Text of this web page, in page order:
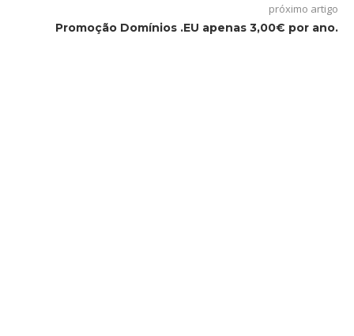
próximo artigo
Promoção Domínios .EU apenas 3,00€ por ano.